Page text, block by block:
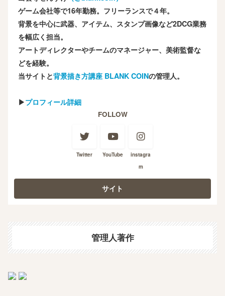
ゲーム会社等で16年勤務。フリーランスで４年。
背景を中心に武器、アイテム、スタンプ画像など2DCG業務
を幅広く担当。
アートディレクターやチームのマネージャー、美術監督な
どを経験。
当サイトと背景描き方講座 BLANK COINの管理人。
▶プロフィール詳細
FOLLOW
Twitter YouTube
instagra
m
管理人著作